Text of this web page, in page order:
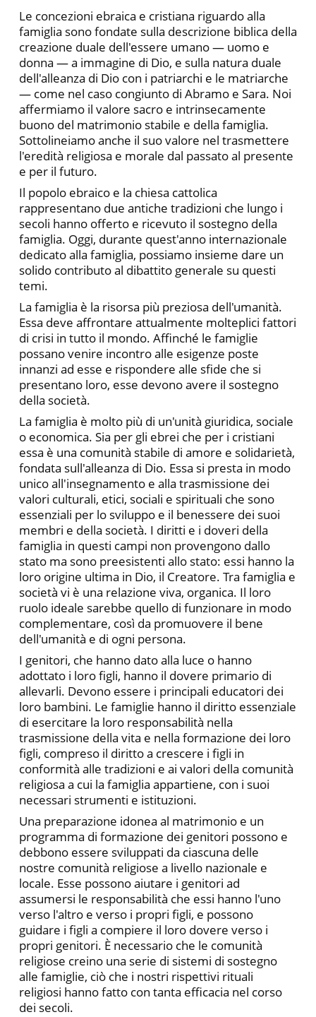
Le concezioni ebraica e cristiana riguardo alla
famiglia sono fondate sulla descrizione biblica della
creazione duale dell'essere umano — uomo e
donna — a immagine di Dio, e sulla natura duale
dell'alleanza di Dio con i patriarchi e le matriarche
— come nel caso congiunto di Abramo e Sara. Noi
affermiamo il valore sacro e intrinsecamente
buono del matrimonio stabile e della famiglia.
Sottolineiamo anche il suo valore nel trasmettere
l'eredità religiosa e morale dal passato al presente
e per il futuro.
Il popolo ebraico e la chiesa cattolica
rappresentano due antiche tradizioni che lungo i
secoli hanno offerto e ricevuto il sostegno della
famiglia. Oggi, durante quest'anno internazionale
dedicato alla famiglia, possiamo insieme dare un
solido contributo al dibattito generale su questi
temi.
La famiglia è la risorsa più preziosa dell'umanità.
Essa deve affrontare attualmente molteplici fattori
di crisi in tutto il mondo. Affinché le famiglie
possano venire incontro alle esigenze poste
innanzi ad esse e rispondere alle sfide che si
presentano loro, esse devono avere il sostegno
della società.
La famiglia è molto più di un'unità giuridica, sociale
o economica. Sia per gli ebrei che per i cristiani
essa è una comunità stabile di amore e solidarietà,
fondata sull'alleanza di Dio. Essa si presta in modo
unico all'insegnamento e alla trasmissione dei
valori culturali, etici, sociali e spirituali che sono
essenziali per lo sviluppo e il benessere dei suoi
membri e della società. I diritti e i doveri della
famiglia in questi campi non provengono dallo
stato ma sono preesistenti allo stato: essi hanno la
loro origine ultima in Dio, il Creatore. Tra famiglia e
società vi è una relazione viva, organica. Il loro
ruolo ideale sarebbe quello di funzionare in modo
complementare, così da promuovere il bene
dell'umanità e di ogni persona.
I genitori, che hanno dato alla luce o hanno
adottato i loro figli, hanno il dovere primario di
allevarli. Devono essere i principali educatori dei
loro bambini. Le famiglie hanno il diritto essenziale
di esercitare la loro responsabilità nella
trasmissione della vita e nella formazione dei loro
figli, compreso il diritto a crescere i figli in
conformità alle tradizioni e ai valori della comunità
religiosa a cui la famiglia appartiene, con i suoi
necessari strumenti e istituzioni.
Una preparazione idonea al matrimonio e un
programma di formazione dei genitori possono e
debbono essere sviluppati da ciascuna delle
nostre comunità religiose a livello nazionale e
locale. Esse possono aiutare i genitori ad
assumersi le responsabilità che essi hanno l'uno
verso l'altro e verso i propri figli, e possono
guidare i figli a compiere il loro dovere verso i
propri genitori. È necessario che le comunità
religiose creino una serie di sistemi di sostegno
alle famiglie, ciò che i nostri rispettivi rituali
religiosi hanno fatto con tanta efficacia nel corso
dei secoli.